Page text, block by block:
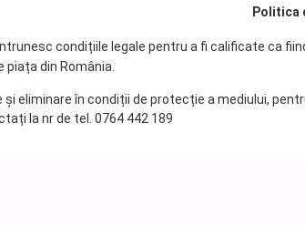
Politica
condițiile legale pentru a fi calificate ca
din România.
eliminare în condiții de protecție a mediului,
la nr de tel. 0764 442 189